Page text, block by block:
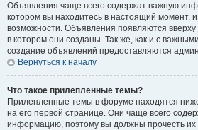
Объявления чаще всего содержат важную
котором вы находитесь в настоящий момент,
возможности. Объявления появляются
в котором они созданы. Так же, как и с
создание объявлений предоставляются
Вернуться к началу
Что такое прилепленные темы?
Прилепленные темы в форуме находятся
на его первой странице. Они чаще всего
информацию, поэтому вы должны прочесть их